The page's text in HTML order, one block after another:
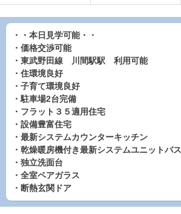
・・本日見学可能・・
・価格交渉可能
・東武野田線 川間駅駅 利用可能
・住環境良好
・子育て環境良好
・駐車場2台完備
・フラット３５適用住宅
・設備豊富住宅
・最新システムカウンターキッチン
・乾燥暖房機付き最新システムユニットバス
・独立洗面台
・全室ペアガラス
・断熱玄関ドア